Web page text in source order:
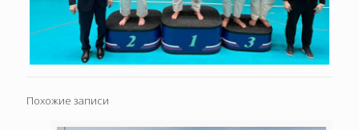
Похожие записи